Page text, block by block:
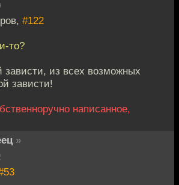
#122
то?
из всех возможных
зависти!
написанное,
»